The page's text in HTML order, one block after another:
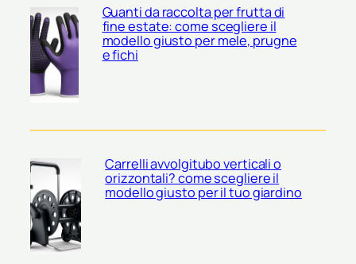
Guanti da raccolta per frutta di
fine estate: come scegliere il
modello giusto per mele, prugne
e fichi
Carrelli avvolgitubo verticali o
orizzontali? come scegliere il
modello giusto per il tuo giardino